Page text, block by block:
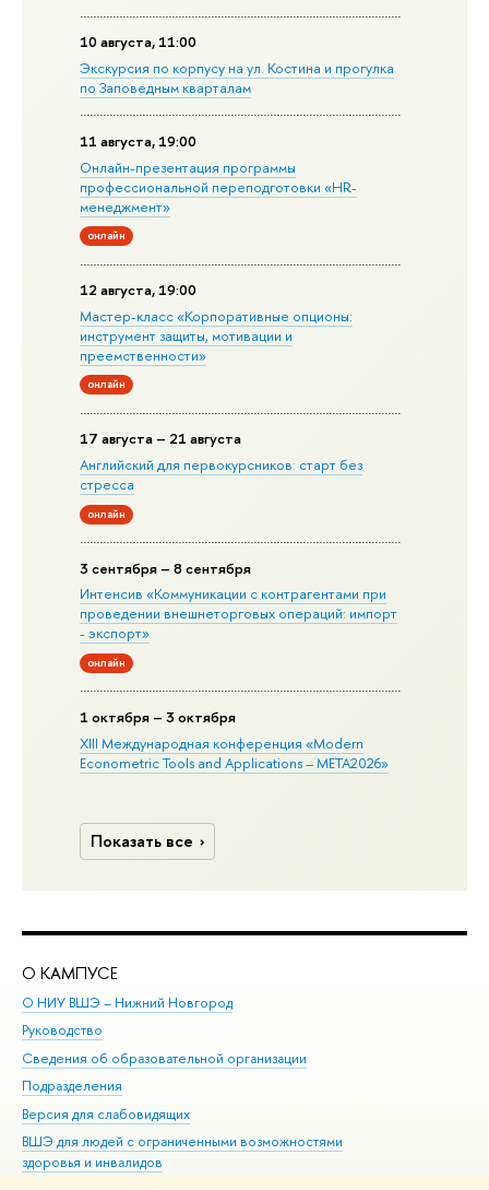
10 августа, 11:00
Экскурсия по корпусу на ул. Костина и прогулка
по Заповедным кварталам
11 августа, 19:00
Онлайн-презентация программы
профессиональной переподготовки «HR-
менеджмент»
онлайн
12 августа, 19:00
Мастер-класс «Корпоративные опционы:
инструмент защиты, мотивации и
преемственности»
онлайн
17 августа – 21 августа
Английский для первокурсников: старт без
стресса
онлайн
3 сентября – 8 сентября
Интенсив «Коммуникации с контрагентами при
проведении внешнеторговых операций: импорт
- экспорт»
онлайн
1 октября – 3 октября
XIII Международная конференция «Modern
Econometric Tools and Applications – META2026»
Показать все
О КАМПУСЕ
О НИУ ВШЭ – Нижний Новгород
Руководство
Сведения об образовательной организации
Подразделения
Версия для слабовидящих
ВШЭ для людей с ограниченными возможностями
здоровья и инвалидов